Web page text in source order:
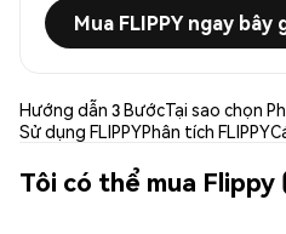
Mua FLIPPY ngay bây
Hướng dẫn 3 BướcTại sao chọn
Sử dụng FLIPPYPhân tích FLIPPY
Tôi có thể mua Flippy